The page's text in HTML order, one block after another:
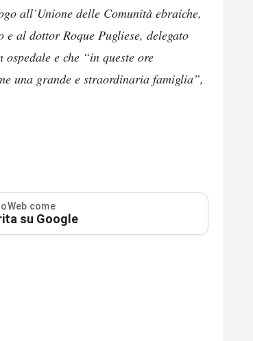
all’Unione delle Comunità ebraiche,
al dottor Roque Pugliese, delegato
e che “in queste ore
una grande e straordinaria famiglia”,
come
su Google